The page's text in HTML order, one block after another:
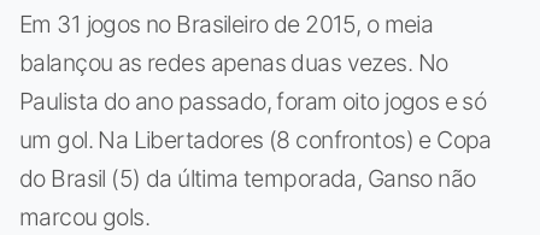
Em 31 jogos no Brasileiro de 2015, o meia
balançou as redes apenas duas vezes. No
Paulista do ano passado, foram oito jogos e só
um gol. Na Libertadores (8 confrontos) e Copa
do Brasil (5) da última temporada, Ganso não
marcou gols.